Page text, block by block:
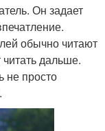
Он задает
обычно читают
дальше.
не просто